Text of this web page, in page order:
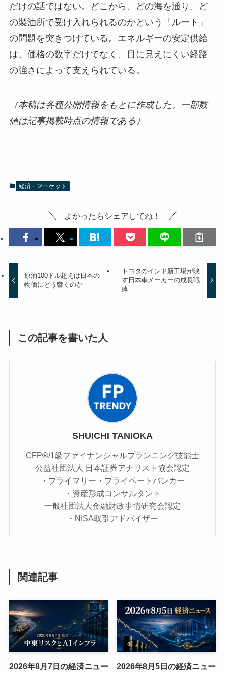
だけの話ではない。どこから、どの海を通り、ど
の製油所で受け入れられるのかという「ルート」
の問題を突きつけている。エネルギーの安定供給
は、価格の数字だけでなく、目に見えにくい経路
の強さによって支えられている。
（本稿は各種公開情報をもとに作成した。一部数
値は記事掲載時点の情報である）
経済・マーケット
よかったらシェアしてね！
原油100ドル超えは日本の
物価にどう響くのか
トヨタのインド新工場が映
す日本車メーカーの成長戦
略
この記事を書いた人
SHUICHI TANIOKA
CFP®/1級ファイナンシャルプランニング技能士
公益社団法人 日本証券アナリスト協会認定
・プライマリー・プライベートバンカー
・資産形成コンサルタント
一般社団法人金融財政事情研究会認定
・NISA取引アドバイザー
関連記事
2026年8月7日の経済ニュー
2026年8月5日の経済ニュー